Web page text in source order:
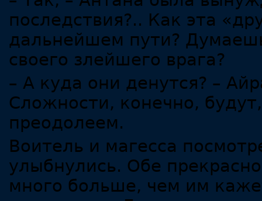
последствия?.. Как эта
дальнейшем пути?
своего злейшего врага?
– А куда они денутся? –
Сложности, конечно,
преодолеем.
Воитель и магесса
улыбнулись. Обе
много больше, чем им